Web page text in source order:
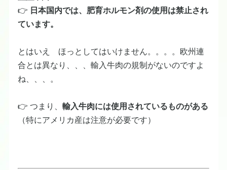
👉 日本国内では、肥育ホルモン剤の使用は禁止され
ています。
とはいえ ほっとしてはいけません。。。。欧州連
合とは異なり、、、輸入牛肉の規制がないのですよ
ね、、、。
👉 つまり、 輸入牛肉には使用されているものがある
（特にアメリカ産は注意が必要です）